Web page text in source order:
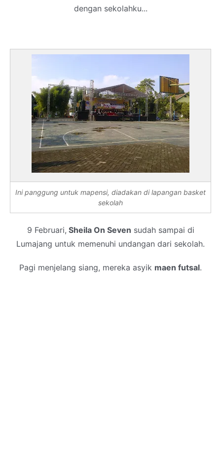
dengan sekolahku...
Ini panggung untuk mapensi, diadakan di lapangan basket
sekolah
9 Februari, Sheila On Seven sudah sampai di
Lumajang untuk memenuhi undangan dari sekolah.
Pagi menjelang siang, mereka asyik maen futsal.